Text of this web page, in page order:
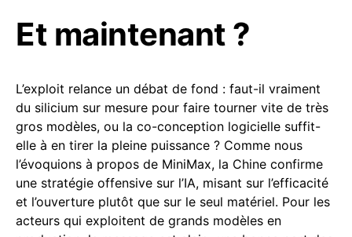
Et maintenant ?
L’exploit relance un débat de fond : faut-il vraiment
du silicium sur mesure pour faire tourner vite de très
gros modèles, ou la co-conception logicielle suffit-
elle à en tirer la pleine puissance ? Comme nous
l’évoquions à propos de MiniMax, la Chine confirme
une stratégie offensive sur l’IA, misant sur l’efficacité
et l’ouverture plutôt que sur le seul matériel. Pour les
acteurs qui exploitent de grands modèles en